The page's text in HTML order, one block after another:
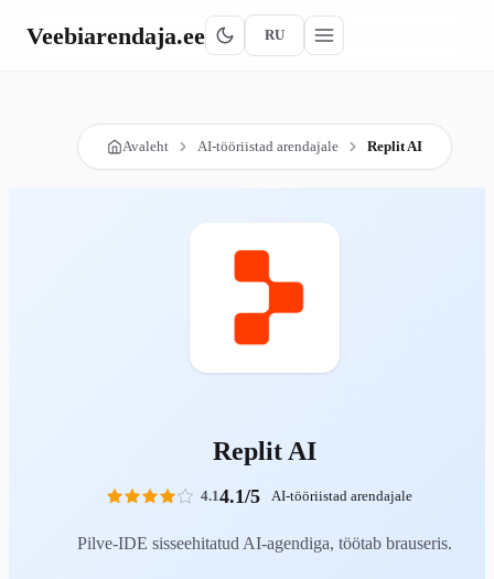
Veebiarendaja.ee RU
Avaleht AI-tööriistad arendajale Replit AI
Replit AI
4.14.1/5 AI-tööriistad arendajale
Pilve-IDE sisseehitatud AI-agendiga, töötab brauseris.